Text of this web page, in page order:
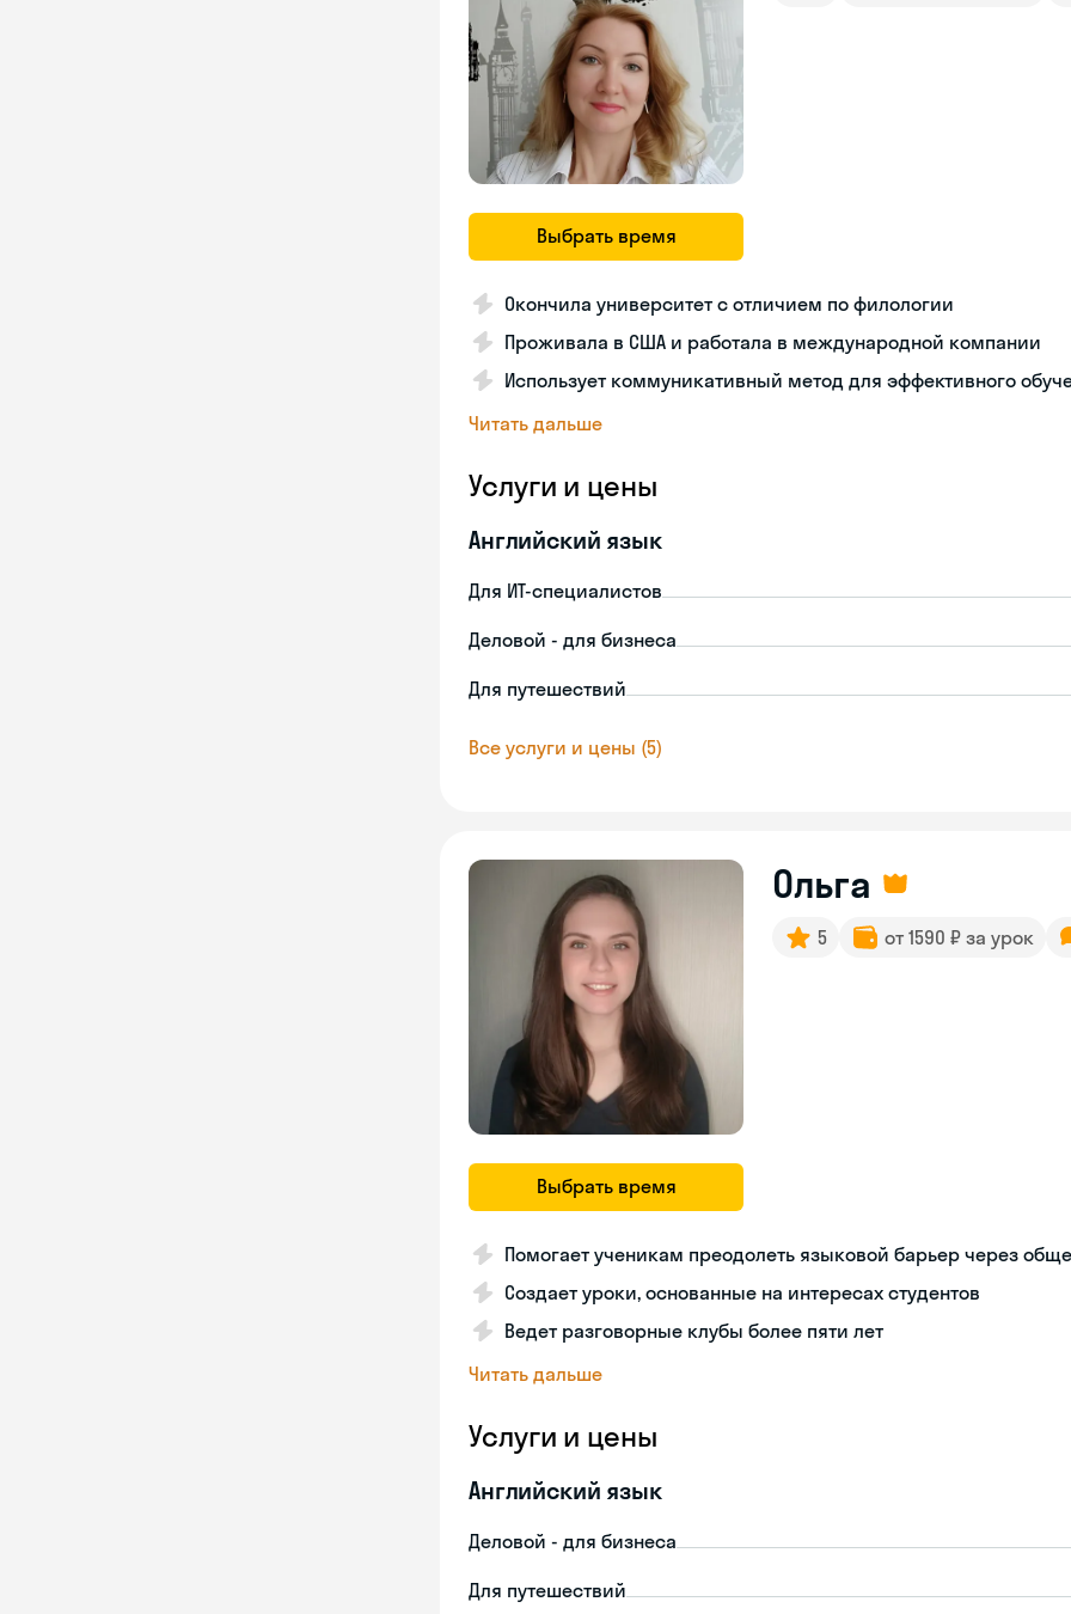
Выбрать время
Окончила университет с отличием по филологии
Проживала в США и работала в международной компании
Использует коммуникативный метод для эффективного
Читать дальше
Услуги и цены
Английский язык
Для ИТ-специалистов
Деловой - для бизнеса
Для путешествий
Все услуги и цены (5)
Выбрать время
Ольга
5 от 1590 ₽ за урок
Помогает ученикам преодолеть языковой барьер через
Создает уроки, основанные на интересах студентов
Ведет разговорные клубы более пяти лет
Читать дальше
Услуги и цены
Английский язык
Деловой - для бизнеса
Для путешествий